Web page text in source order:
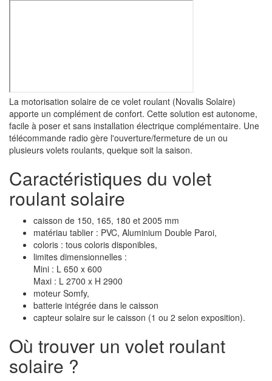
La motorisation solaire de ce volet roulant (Novalis Solaire)
apporte un complément de confort. Cette solution est autonome,
facile à poser et sans installation électrique complémentaire. Une
télécommande radio gère l'ouverture/fermeture de un ou
plusieurs volets roulants, quelque soit la saison.
Caractéristiques du volet
roulant solaire
caisson de 150, 165, 180 et 2005 mm
matériau tablier : PVC, Aluminium Double Paroi,
coloris : tous coloris disponibles,
limites dimensionnelles :
Mini : L 650 x 600
Maxi : L 2700 x H 2900
moteur Somfy,
batterie intégrée dans le caisson
capteur solaire sur le caisson (1 ou 2 selon exposition).
Où trouver un volet roulant
solaire ?